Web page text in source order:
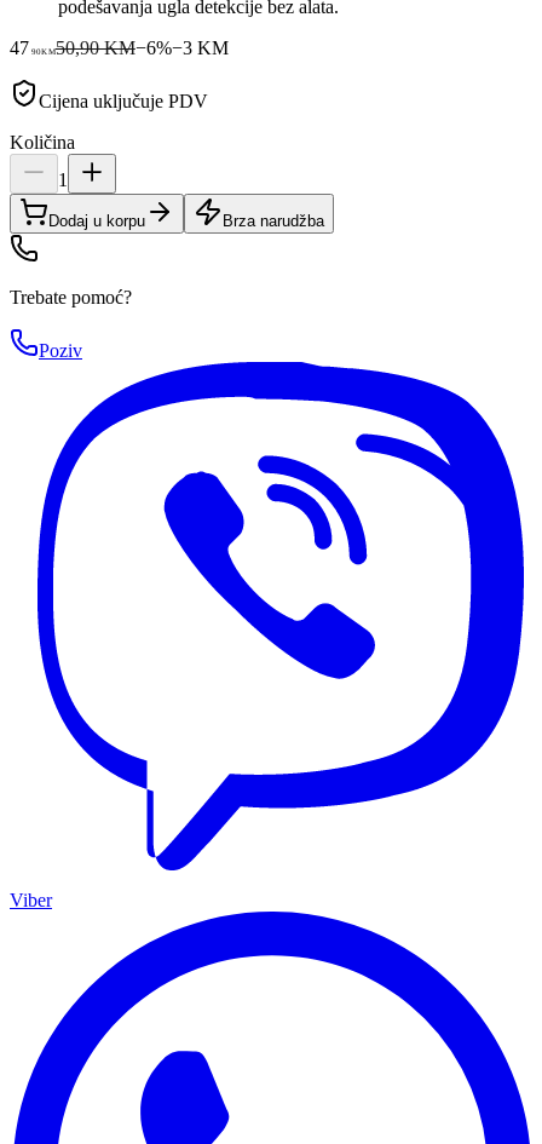
podešavanja ugla detekcije bez alata.
47 90KM50,90 KM−6%−3KM
Cijena uključuje PDV
Količina
1
Dodaj u korpu Brza narudžba
Trebate pomoć?
Poziv
Viber